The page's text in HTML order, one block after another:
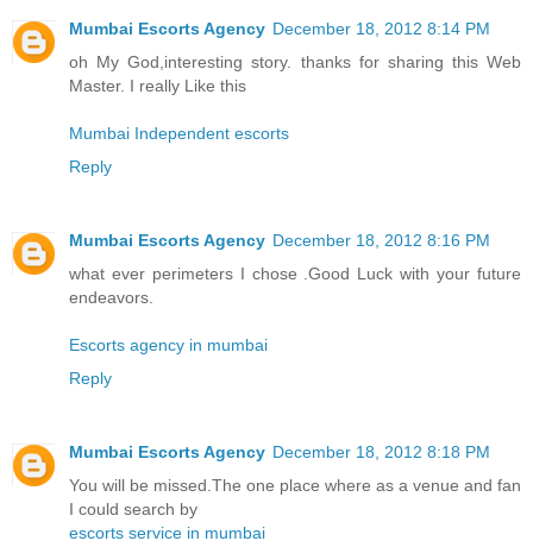
Mumbai Escorts Agency December 18, 2012 8:14 PM
oh My God,interesting story. thanks for sharing this Web
Master. I really Like this
Mumbai Independent escorts
Reply
Mumbai Escorts Agency December 18, 2012 8:16 PM
what ever perimeters I chose .Good Luck with your future
endeavors.
Escorts agency in mumbai
Reply
Mumbai Escorts Agency December 18, 2012 8:18 PM
You will be missed.The one place where as a venue and fan
I could search by
escorts service in mumbai